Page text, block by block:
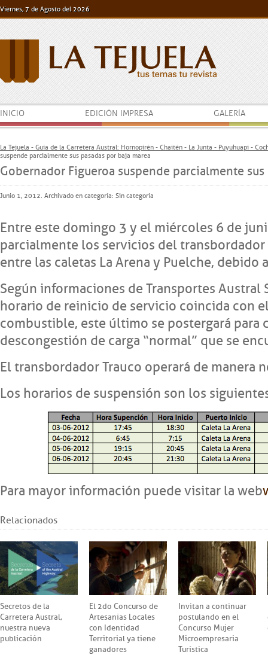
Viernes, 7 de Agosto del 2026
INICIO EDICIÓN IMPRESA GALERÍA
La Tejuela - Guía de la Carretera Austral: Hornopirén - Chaitén - La Junta - Puyuhuapi -
suspende parcialmente sus pasadas por baja marea
Gobernador Figueroa suspende parcialmente sus
Junio 1, 2012. Archivado en categoría: Sin categoría
Entre este domingo 3 y el miércoles 6 de
parcialmente los servicios del transbordador
entre las caletas La Arena y Puelche, debido
Según informaciones de Transportes Austral
horario de reinicio de servicio coincida con
combustible, este último se postergará para
descongestión de carga “normal” que se
El transbordador Trauco operará de manera
Los horarios de suspensión son los
Para mayor información puede visitar la web
Relacionados
Secretos de la
Carretera Austral,
nuestra nueva
publicación
El 2do Concurso de
Artesanías Locales
con Identidad
Territorial ya tiene
ganadores
Invitan a continuar
postulando en el
Concurso Mujer
Microempresaria
Turística